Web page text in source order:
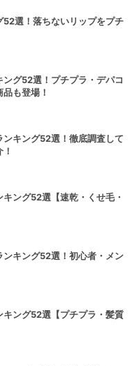
52選！落ちないリップをプチ
グ52選！プチプラ・デパコ
も登場！
キング52選！徹底調査して
ング52選【速乾・くせ毛・
キング52選！初心者・メン
ング52選【プチプラ・髪質